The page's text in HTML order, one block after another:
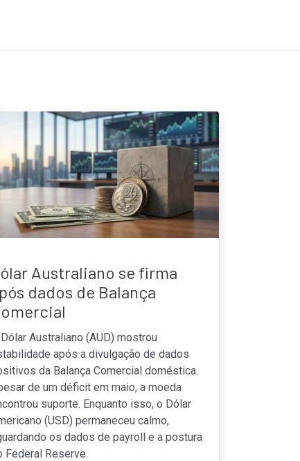
Australiano se firma
dados de Balança
Australiano (AUD) mostrou
após a divulgação de dados
da Balança Comercial doméstica.
de um déficit em maio, a moeda
suporte. Enquanto isso, o Dólar
(USD) permaneceu calmo,
os dados de payroll e a postura
Federal Reserve.